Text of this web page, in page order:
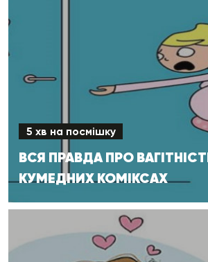
5 хв на посмішку
ВСЯ ПРАВДА ПРО
КУМЕДНИХ КОМІКСАХ